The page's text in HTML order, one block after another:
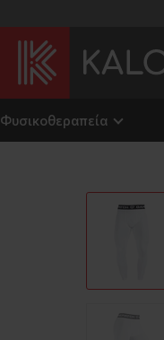
Φυσικοθεραπεία